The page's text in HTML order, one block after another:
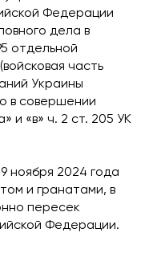
Федерации
дела в
отдельной
часть
Украины
в совершении
и «в» ч. 2 ст. 205 УК
ноября 2024 года
и гранатами, в
пересек
Федерации.